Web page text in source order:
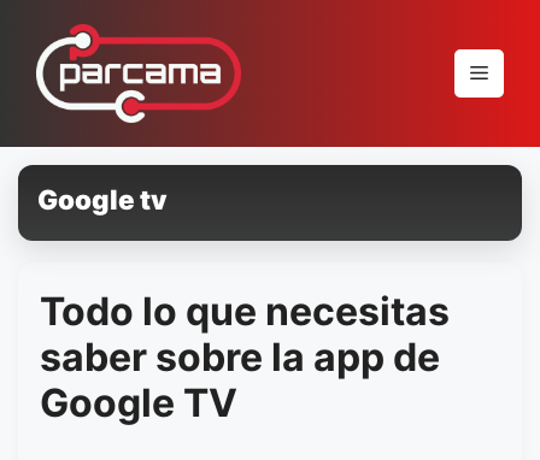
conteúdo
Menu
Google tv
Todo lo que necesitas
saber sobre la app de
Google TV